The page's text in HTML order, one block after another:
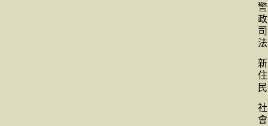
警
政
司
法
新
住
民
社
會